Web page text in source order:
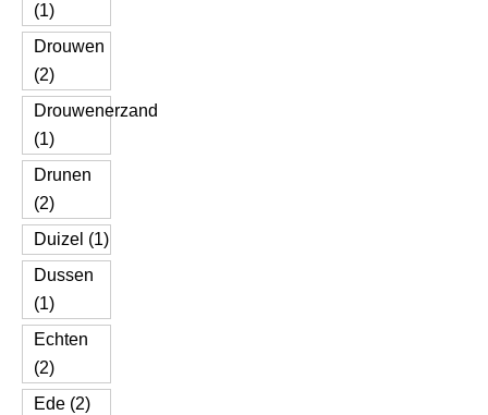
(1)
Drouwen
(2)
Drouwenerzand
(1)
Drunen
(2)
Duizel (1)
Dussen
(1)
Echten
(2)
Ede (2)